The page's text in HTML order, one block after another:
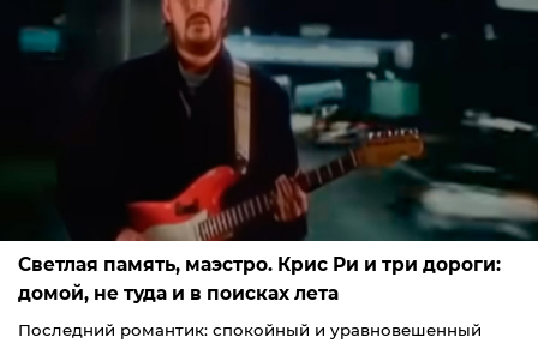
Светлая память, маэстро. Крис Ри и три дороги:
домой, не туда и в поисках лета
Последний романтик: спокойный и уравновешенный